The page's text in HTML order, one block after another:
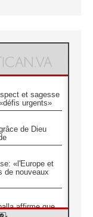
et sagesse
urgents»
de Dieu
«l'Europe et
de nouveaux
affirme que